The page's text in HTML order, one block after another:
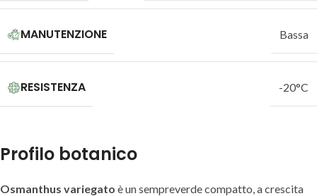
MANUTENZIONE Bassa
RESISTENZA -20°C
Profilo botanico
Osmanthus variegato è un sempreverde compatto, a crescita